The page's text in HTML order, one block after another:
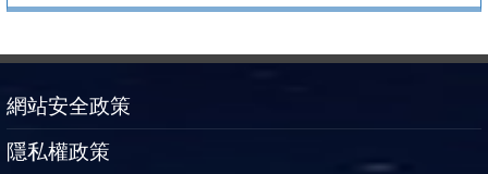
網站安全政策
隱私權政策